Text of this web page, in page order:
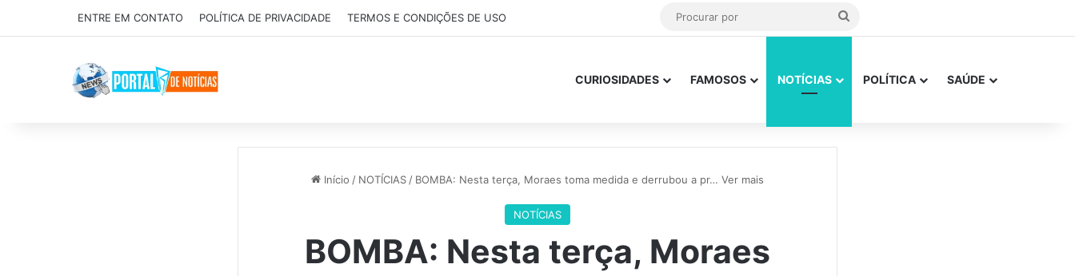
ENTRE EM CONTATO POLÍTICA DE PRIVACIDADE TERMOS E CONDIÇÕES DE USO
CURIOSIDADES FAMOSOS NOTÍCIAS POLÍTICA SAÚDE
Início / NOTÍCIAS / BOMBA: Nesta terça, Moraes toma medida e derrubou a pr… Ver mais
NOTÍCIAS
BOMBA: Nesta terça, Moraes